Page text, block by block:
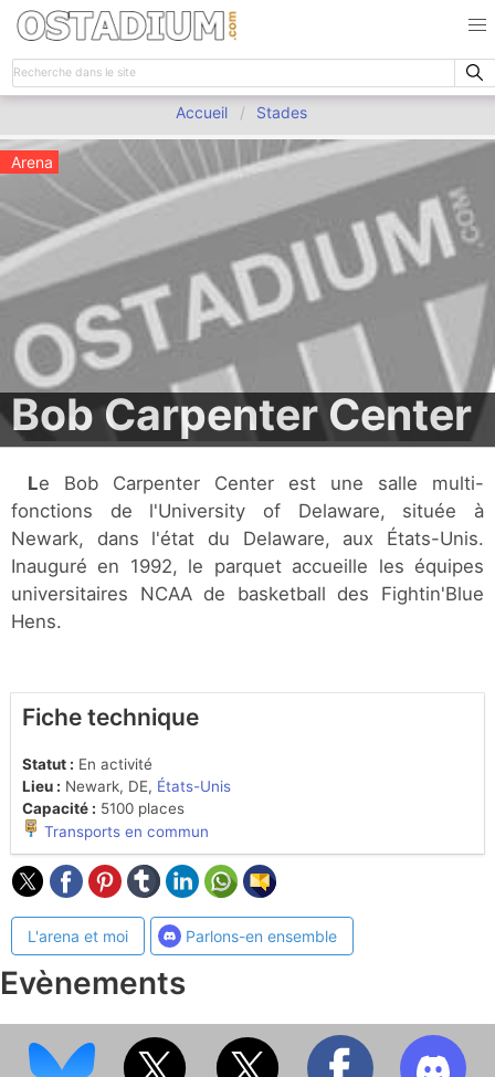
Accueil Stades
Arena
Bob Carpenter Center
Le Bob Carpenter Center est une salle multi-
fonctions de l'University of Delaware, située à
Newark, dans l'état du Delaware, aux États-Unis.
Inauguré en 1992, le parquet accueille les équipes
universitaires NCAA de basketball des Fightin'Blue
Hens.
Fiche technique
Statut : En activité
Lieu : Newark, DE, États-Unis
Capacité : 5100 places
Transports en commun
L'arena et moi Parlons-en ensemble
Evènements